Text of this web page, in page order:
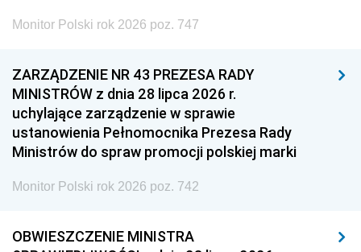
Monitor Polski rok 2026 poz. 747
ZARZĄDZENIE NR 43 PREZESA RADY
MINISTRÓW z dnia 28 lipca 2026 r.
uchylające zarządzenie w sprawie
ustanowienia Pełnomocnika Prezesa Rady
Ministrów do spraw promocji polskiej marki
Monitor Polski rok 2026 poz. 742
OBWIESZCZENIE MINISTRA